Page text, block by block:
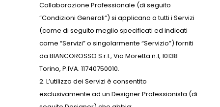
Collaborazione Professionale (di seguito
“Condizioni Generali”) si applicano a tutti i Servizi
(come di seguito meglio specificati ed indicati
come “Servizi” o singolarmente “Servizio”) forniti
da BIANCOROSSO S.r.l., Via Moretta n.1, 10138
Torino, P.IVA. 11740750010.
L’utilizzo dei Servizi è consentito
esclusivamente ad un Designer Professionista (di